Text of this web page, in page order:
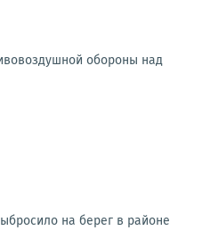
обороны над
на берег в районе